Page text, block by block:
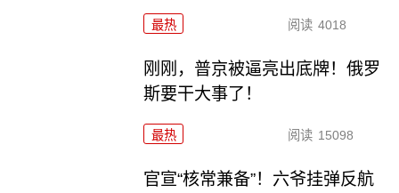
最热 阅读 4018
刚刚，普京被逼亮出底牌！俄罗
斯要干大事了！
最热 阅读 15098
官宣“核常兼备”！六爷挂弹反航